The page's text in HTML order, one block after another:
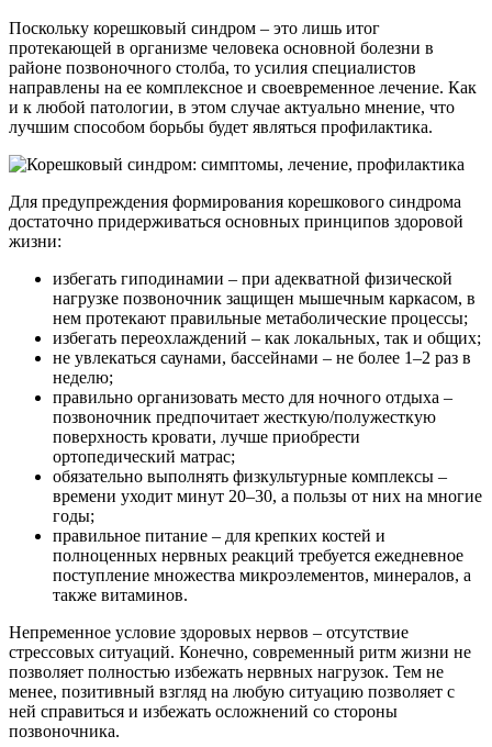
Поскольку корешковый синдром – это лишь итог
протекающей в организме человека основной болезни в
районе позвоночного столба, то усилия специалистов
направлены на ее комплексное и своевременное лечение. Как
и к любой патологии, в этом случае актуально мнение, что
лучшим способом борьбы будет являться профилактика.
Для предупреждения формирования корешкового синдрома
достаточно придерживаться основных принципов здоровой
жизни:
избегать гиподинамии – при адекватной физической
нагрузке позвоночник защищен мышечным каркасом, в
нем протекают правильные метаболические процессы;
избегать переохлаждений – как локальных, так и общих;
не увлекаться саунами, бассейнами – не более 1–2 раз в
неделю;
правильно организовать место для ночного отдыха –
позвоночник предпочитает жесткую/полужесткую
поверхность кровати, лучше приобрести
ортопедический матрас;
обязательно выполнять физкультурные комплексы –
времени уходит минут 20–30, а пользы от них на многие
годы;
правильное питание – для крепких костей и
полноценных нервных реакций требуется ежедневное
поступление множества микроэлементов, минералов, а
также витаминов.
Непременное условие здоровых нервов – отсутствие
стрессовых ситуаций. Конечно, современный ритм жизни не
позволяет полностью избежать нервных нагрузок. Тем не
менее, позитивный взгляд на любую ситуацию позволяет с
ней справиться и избежать осложнений со стороны
позвоночника.